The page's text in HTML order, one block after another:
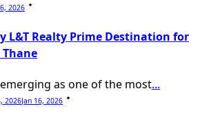
2026
L&T Realty Prime Destination for
Thane
emerging as one of the most...
2026Jan 16, 2026